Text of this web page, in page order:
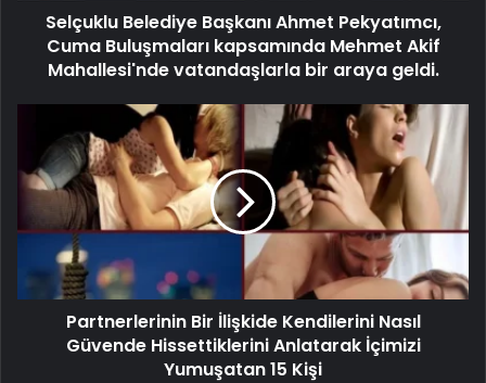
Selçuklu Belediye Başkanı Ahmet Pekyatımcı,
Cuma Buluşmaları kapsamında Mehmet Akif
Mahallesi'nde vatandaşlarla bir araya geldi.
Partnerlerinin Bir İlişkide Kendilerini Nasıl
Güvende Hissettiklerini Anlatarak İçimizi
Yumuşatan 15 Kişi